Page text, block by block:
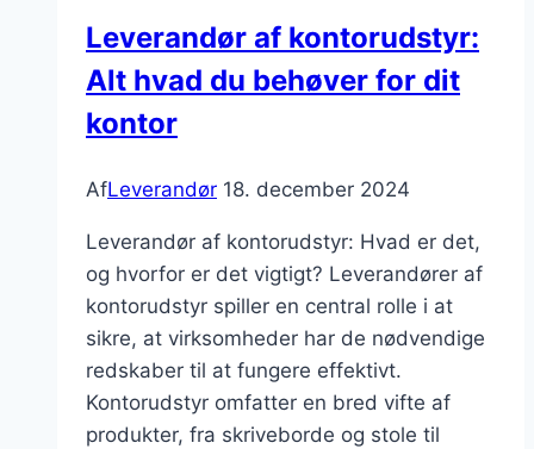
Leverandør af kontorudstyr:
Alt hvad du behøver for dit
kontor
AfLeverandør 18. december 2024
Leverandør af kontorudstyr: Hvad er det,
og hvorfor er det vigtigt? Leverandører af
kontorudstyr spiller en central rolle i at
sikre, at virksomheder har de nødvendige
redskaber til at fungere effektivt.
Kontorudstyr omfatter en bred vifte af
produkter, fra skriveborde og stole til